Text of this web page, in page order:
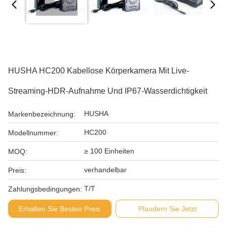
HUSHA HC200 Kabellose Körperkamera Mit Live-
Streaming-HDR-Aufnahme Und IP67-Wasserdichtigkeit
Markenbezeichnung: HUSHA
Modellnummer: HC200
MOQ: ≥ 100 Einheiten
Preis: verhandelbar
Zahlungsbedingungen: T/T
Erhalten Sie Besten Preis Plaudern Sie Jetzt